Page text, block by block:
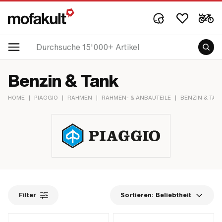
Benzin & Tank
HOME | PIAGGIO | RAHMEN | RAHMEN- & ANBAUTEILE | BENZIN &
Filter Sortieren: Beliebtheit